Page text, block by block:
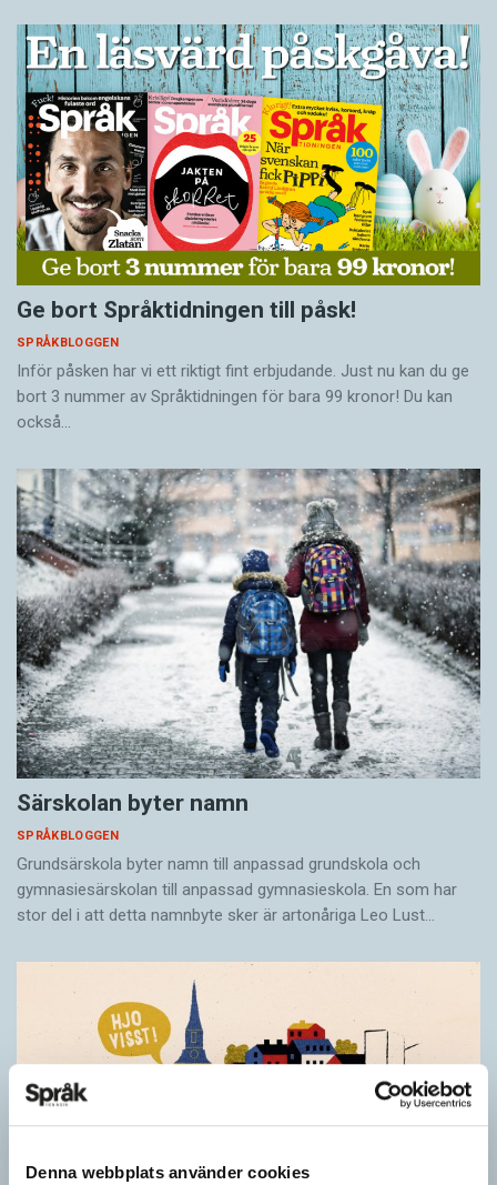
Denna webbplats använder cookies
Ge bort Språktidningen till påsk!
SPRÅKBLOGGEN
Inför påsken har vi ett riktigt fint erbjudande. Just nu kan du ge
bort 3 nummer av Språktidningen för bara 99 kronor! Du kan
också…
Särskolan byter namn
SPRÅKBLOGGEN
Grundsärskola byter namn till anpassad grundskola och
gymnasiesärskolan till anpassad gymnasieskola. En som har
stor del i att detta namnbyte sker är artonåriga Leo Lust…